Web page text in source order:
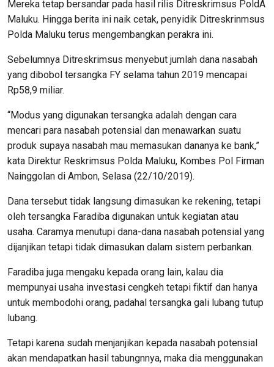
Mereka tetap bersandar pada hasil rilis Ditreskrimsus PoldA
Maluku. Hingga berita ini naik cetak, penyidik Ditreskrinmsus
Polda Maluku terus mengembangkan perakra ini.
Sebelumnya Ditreskrimsus menyebut jumlah dana nasabah
yang dibobol tersangka FY selama tahun 2019 mencapai
Rp58,9 miliar.
“Modus yang digunakan tersangka adalah dengan cara
mencari para nasabah potensial dan menawarkan suatu
produk supaya nasabah mau memasukan dananya ke bank,”
kata Direktur Reskrimsus Polda Maluku, Kombes Pol Firman
Nainggolan di Ambon, Selasa (22/10/2019).
Dana tersebut tidak langsung dimasukan ke rekening, tetapi
oleh tersangka Faradiba digunakan untuk kegiatan atau
usaha. Caramya menutupi dana-dana nasabah potensial yang
dijanjikan tetapi tidak dimasukan dalam sistem perbankan.
Faradiba juga mengaku kepada orang lain, kalau dia
mempunyai usaha investasi cengkeh tetapi fiktif dan hanya
untuk membodohi orang, padahal tersangka gali lubang tutup
lubang.
Tetapi karena sudah menjanjikan kepada nasabah potensial
akan mendapatkan hasil tabungnnya, maka dia menggunakan